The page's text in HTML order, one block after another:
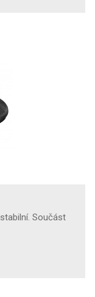
Součást